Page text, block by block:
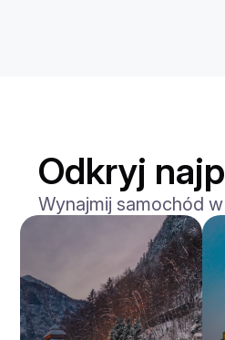
#
YVJD7NBZ
Zarezerwuj
Odkryj
Wynajmij samochód